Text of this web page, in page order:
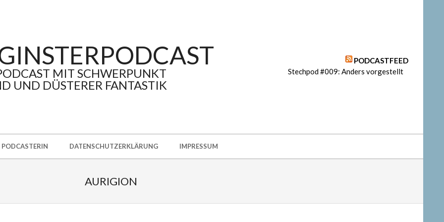
MIT SCHWERPUNKT
UND DÜSTERER FANTASTIK
PODCASTFEED
Stechpod #009: Anders vorgestellt
PODCASTERIN DATENSCHUTZERKLÄRUNG IMPRESSUM
AURIGION